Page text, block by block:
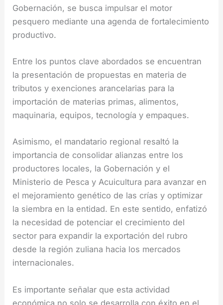
Gobernación, se busca impulsar el motor
pesquero mediante una agenda de fortalecimiento
productivo.
Entre los puntos clave abordados se encuentran
la presentación de propuestas en materia de
tributos y exenciones arancelarias para la
importación de materias primas, alimentos,
maquinaria, equipos, tecnología y empaques.
Asimismo, el mandatario regional resaltó la
importancia de consolidar alianzas entre los
productores locales, la Gobernación y el
Ministerio de Pesca y Acuicultura para avanzar en
el mejoramiento genético de las crías y optimizar
la siembra en la entidad. En este sentido, enfatizó
la necesidad de potenciar el crecimiento del
sector para expandir la exportación del rubro
desde la región zuliana hacia los mercados
internacionales.
Es importante señalar que esta actividad
económica no solo se desarrolla con éxito en el